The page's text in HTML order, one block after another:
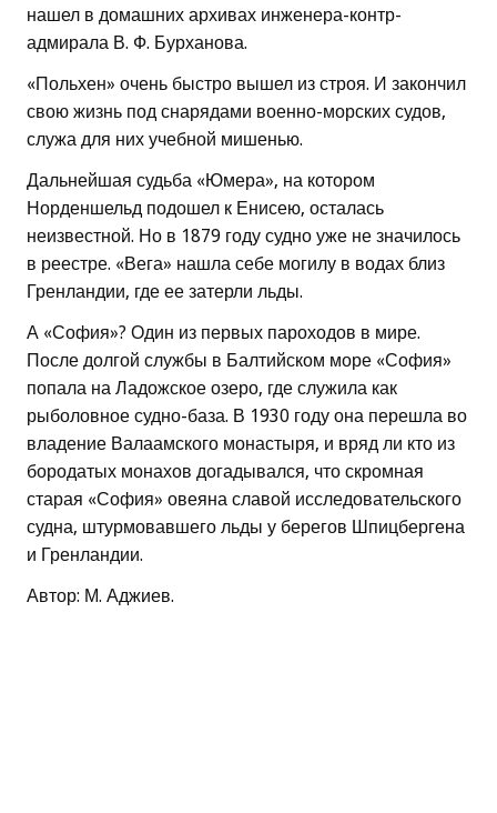
нашел в домашних архивах инженера-контр-
адмирала В. Ф. Бурханова.
«Польхен» очень быстро вышел из строя. И закончил
свою жизнь под снарядами военно-морских судов,
служа для них учебной мишенью.
Дальнейшая судьба «Юмера», на котором
Норденшельд подошел к Енисею, осталась
неизвестной. Но в 1879 году судно уже не значилось
в реестре. «Вега» нашла себе могилу в водах близ
Гренландии, где ее затерли льды.
А «София»? Один из первых пароходов в мире.
После долгой службы в Балтийском море «София»
попала на Ладожское озеро, где служила как
рыболовное судно-база. В 1930 году она перешла во
владение Валаамского монастыря, и вряд ли кто из
бородатых монахов догадывался, что скромная
старая «София» овеяна славой исследовательского
судна, штурмовавшего льды у берегов Шпицбергена
и Гренландии.
Автор: М. Аджиев.